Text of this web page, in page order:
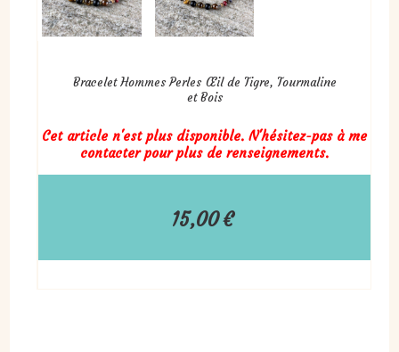
Bracelet Hommes Perles Œil de Tigre, Tourmaline
et Bois
15,00€
Cet article n'est plus disponible. N'hésitez-pas à me
contacter pour plus de renseignements.